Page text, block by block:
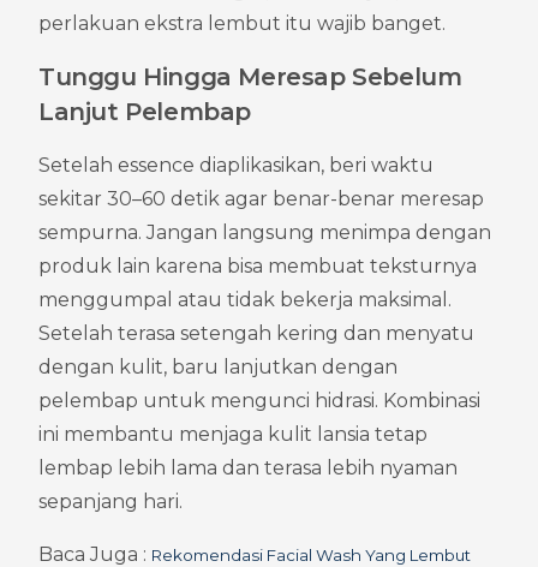
perlakuan ekstra lembut itu wajib banget.
Tunggu Hingga Meresap Sebelum
Lanjut Pelembap
Setelah essence diaplikasikan, beri waktu
sekitar 30–60 detik agar benar-benar meresap
sempurna. Jangan langsung menimpa dengan
produk lain karena bisa membuat teksturnya
menggumpal atau tidak bekerja maksimal.
Setelah terasa setengah kering dan menyatu
dengan kulit, baru lanjutkan dengan
pelembap untuk mengunci hidrasi. Kombinasi
ini membantu menjaga kulit lansia tetap
lembap lebih lama dan terasa lebih nyaman
sepanjang hari.
Baca Juga : Rekomendasi Facial Wash Yang Lembut